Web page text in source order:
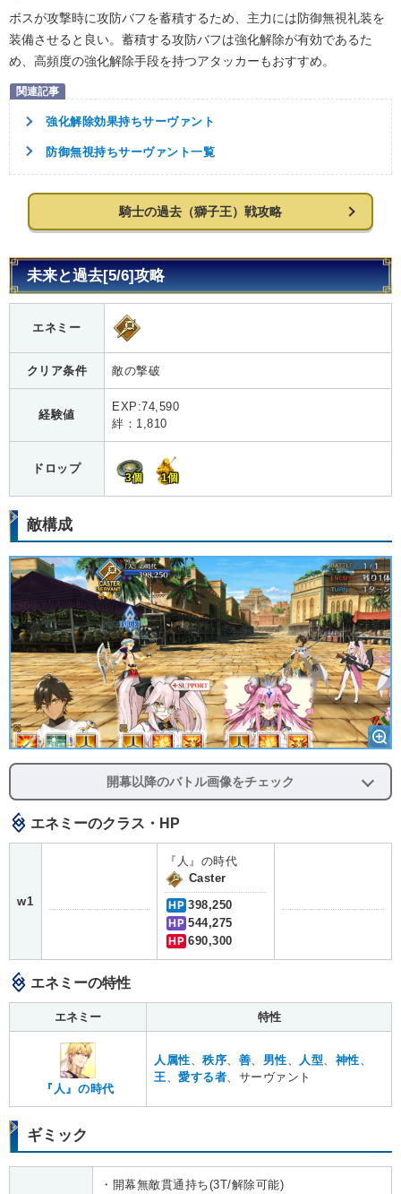
ボスが攻撃時に攻防バフを蓄積するため、主力には防御無視礼装を
装備させると良い。蓄積する攻防バフは強化解除が有効であるた
め、高頻度の強化解除手段を持つアタッカーもおすすめ。
強化解除効果持ちサーヴァント
防御無視持ちサーヴァント一覧
騎士の過去（獅子王）戦攻略
未来と過去[5/6]攻略
エネミー
クリア条件 敵の撃破
経験値
EXP:74,590
絆：1,810
ドロップ
3個 1個
敵構成
開幕以降のバトル画像をチェック
エネミーのクラス・HP
w1
『人』の時代
Caster
HP 398,250
HP 544,275
HP 690,300
エネミーの特性
エネミー 特性
『人』の時代
人属性、秩序、 善、 男性、 人型、 神性、
王、愛する者、サーヴァント
ギミック
・開幕無敵貫通持ち(3T/解除可能)